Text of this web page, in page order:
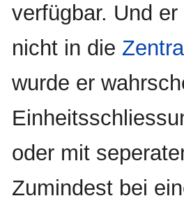
verfügbar. Und
nicht in die
wurde er
oder mit
Zumindest bei